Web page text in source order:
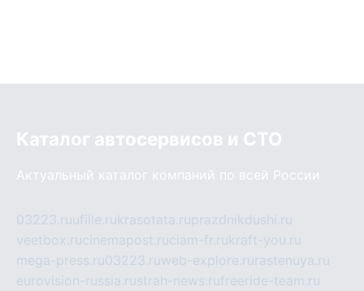
Каталог автосервисов и СТО
Актуальный каталог компаний по всей России
03223.ruufille.rukrasotata.ruprazdnikdushi.ru
veetbox.rucinemapost.ruciam-fr.rukraft-you.ru
mega-press.ru03223.ruweb-explore.ru rastenuya.ru
eurovision-russia.rustrah-news.rufreeride-team.ru